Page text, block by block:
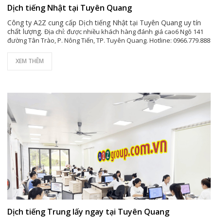
Dịch tiếng Nhật tại Tuyên Quang
Công ty A2Z cung cấp Dịch tiếng Nhật tại Tuyên Quang uy tín
chất lượng. Địa chỉ: được nhiều khách hàng đánh giá cao6 Ngõ 141
đường Tân Trào, P. Nông Tiến, TP. Tuyên Quang. Hotline: 0966.779.888
XEM THÊM
Dịch tiếng Trung lấy ngay tại Tuyên Quang